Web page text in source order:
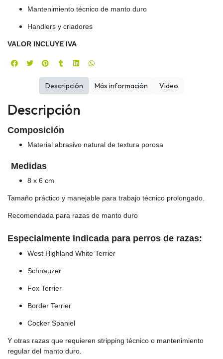
Mantenimiento técnico de manto duro
Handlers y criadores
VALOR INCLUYE IVA
Descripción
Composición
Material abrasivo natural de textura porosa
Medidas
8 x 6 cm
Tamaño práctico y manejable para trabajo técnico prolongado.
Recomendada para razas de manto duro
Especialmente indicada para perros de razas:
West Highland White Terrier
Schnauzer
Fox Terrier
Border Terrier
Cocker Spaniel
Y otras razas que requieren stripping técnico o mantenimiento
regular del manto duro.
Descripción Más información Video